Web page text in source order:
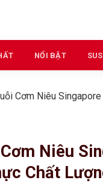
NỔI BẬT
Cơm Niêu
Niêu
Chất